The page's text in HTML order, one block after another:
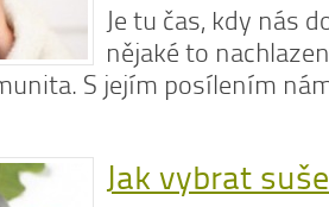
Je tu čas, kdy nás
nějaké to
S jejím posílením
Jak vybrat